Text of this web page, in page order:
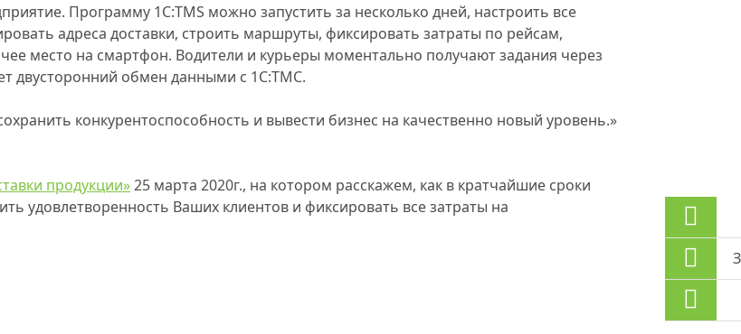
Программу 1С:TMS можно запустить за несколько дней, настроить все
адреса доставки, строить маршруты, фиксировать затраты по рейсам,
место на смартфон. Водители и курьеры моментально получают задания через
двусторонний обмен данными с 1С:ТМС.
конкурентоспособность и вывести бизнес на качественно новый уровень.»
продукции»25 марта 2020г., на котором расскажем, как в кратчайшие сроки
удовлетворенность Ваших клиентов и фиксировать все затраты на